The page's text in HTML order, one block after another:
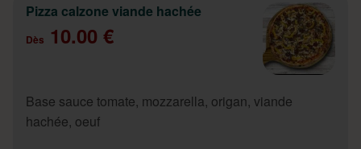
Pizza calzone viande hachée
Dès 10.00 €
Base sauce tomate, mozzarella, origan, viande
hachée, oeuf